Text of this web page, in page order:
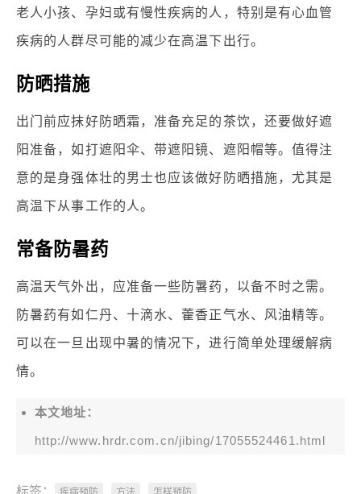
老人小孩、孕妇或有慢性疾病的人，特别是有心血管
疾病的人群尽可能的减少在高温下出行。
防晒措施
出门前应抹好防晒霜，准备充足的茶饮，还要做好遮
阳准备，如打遮阳伞、带遮阳镜、遮阳帽等。值得注
意的是身强体壮的男士也应该做好防晒措施，尤其是
高温下从事工作的人。
常备防暑药
高温天气外出，应准备一些防暑药，以备不时之需。
防暑药有如仁丹、十滴水、藿香正气水、风油精等。
可以在一旦出现中暑的情况下，进行简单处理缓解病
情。
本文地址：
http://www.hrdr.com.cn/jibing/17055524461.html
标签：